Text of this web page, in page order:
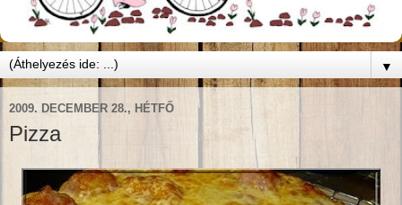
▼
2009. DECEMBER 28., HÉTFŐ
Pizza